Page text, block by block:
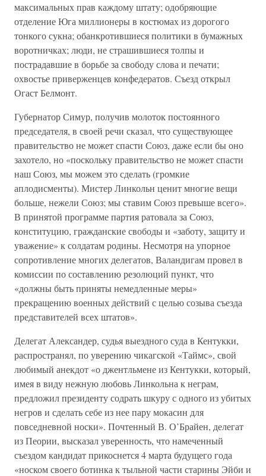
максимальных прав каждому штату; одобряющие
отделение Юга миллионеры в костюмах из дорогого
тонкого сукна; обанкротившиеся политики в бумажных
воротничках; люди, не страшившиеся толпы и
пострадавшие в борьбе за свободу слова и печати;
охвостье приверженцев конфедератов. Съезд открыл
Огаст Белмонт.
Губернатор Симур, получив молоток постоянного
председателя, в своей речи сказал, что существующее
правительство не может спасти Союз, даже если бы оно
захотело, но «поскольку правительство не может спасти
наш Союз, мы можем это сделать (громкие
аплодисменты). Мистер Линкольн ценит многие вещи
больше, нежели Союз; мы ставим Союз превыше всего».
В принятой программе партия ратовала за Союз,
конституцию, гражданские свободы и «заботу, защиту и
уважение» к солдатам родины. Несмотря на упорное
сопротивление многих делегатов, Валандигам провел в
комиссии по составлению резолюций пункт, что
«должны быть приняты немедленные меры»
прекращению военных действий с целью созыва съезда
представителей всех штатов».
Делегат Александер, судья выездного суда в Кентукки,
распространял, по уверению чикагской «Таймс», свой
любимый анекдот «о джентльмене из Кентукки, который,
имея в виду нежную любовь Линкольна к неграм,
предложил президенту содрать шкуру с одного из убитых
негров и сделать себе из нее пару мокасин для
повседневной носки». Почтенный В. О’Брайен, делегат
из Пеории, высказал уверенность, что намеченный
съездом кандидат прикоснется 4 марта будущего года
«носком своего ботинка к тыльной части старины Эйби и